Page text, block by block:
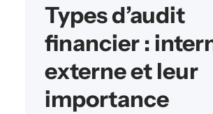
Types d’audit
financier :
externe et leur
importance